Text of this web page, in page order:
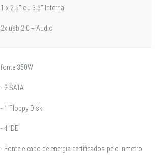
1 x 2.5" ou 3.5" Interna
2x usb 2.0 + Audio
fonte 350W
- 2 SATA
- 1 Floppy Disk
- 4 IDE
- Fonte e cabo de energia certificados pelo Inmetro